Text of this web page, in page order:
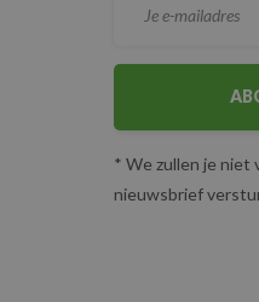
* We zullen je niet
nieuwsbrief